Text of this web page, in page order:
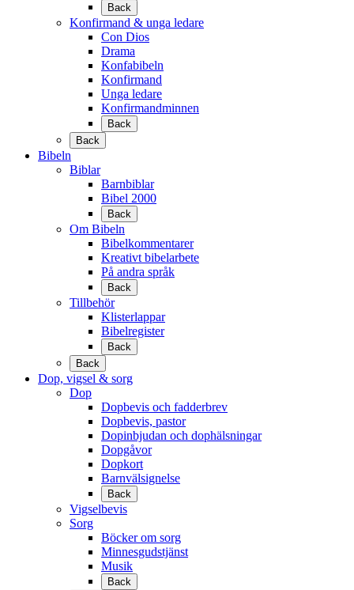
Back
Konfirmand & unga ledare
Con Dios
Drama
Konfabibeln
Konfirmand
Unga ledare
Konfirmandminnen
Back
Back
Bibeln
Biblar
Barnbiblar
Bibel 2000
Back
Om Bibeln
Bibelkommentarer
Kreativt bibelarbete
På andra språk
Back
Tillbehör
Klisterlappar
Bibelregister
Back
Back
Dop, vigsel & sorg
Dop
Dopbevis och fadderbrev
Dopbevis, pastor
Dopinbjudan och dophälsningar
Dopgåvor
Dopkort
Barnvälsignelse
Back
Vigselbevis
Sorg
Böcker om sorg
Minnesgudstjänst
Musik
Back